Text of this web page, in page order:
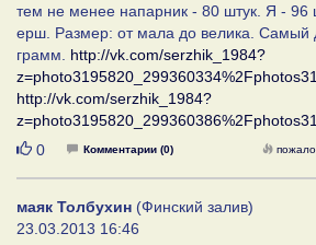
тем не менее напарник - 80 штук. Я - 96
ерш. Размер: от мала до велика. Самый
грамм. http://vk.com/serzhik_1984?
http://vk.com/serzhik_1984?
Нравится
0 Комментарии (0)
маяк Толбухин (Финский залив)
23.03.2013 16:46